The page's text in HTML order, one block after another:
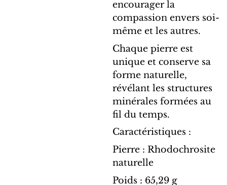
encourager la
compassion envers soi-
même et les autres.
Chaque pierre est
unique et conserve sa
forme naturelle,
révélant les structures
minérales formées au
fil du temps.
Caractéristiques :
Pierre : Rhodochrosite
naturelle
Poids : 65,29 g